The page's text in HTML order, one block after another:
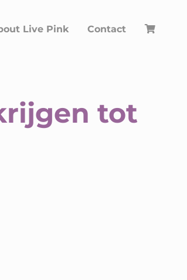
Live Pink Contact
tot